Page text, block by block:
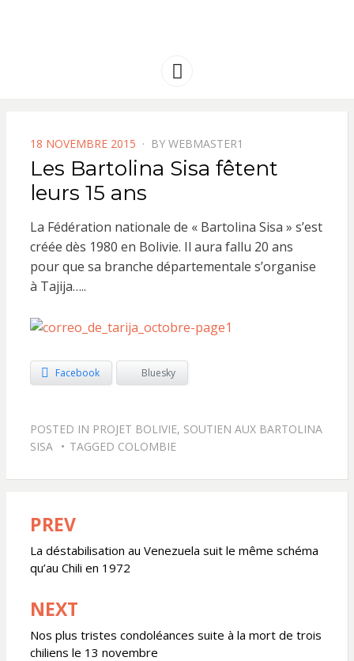
AMERIQUE
Menu
POSTED
ON
18 NOVEMBRE 2015 BY WEBMASTER1
Les Bartolina Sisa fêtent
leurs 15 ans
La Fédération nationale de « Bartolina Sisa » s’est
créée dès 1980 en Bolivie. Il aura fallu 20 ans
pour que sa branche départementale s’organise
à Tajija…..
Facebook Bluesky
POSTED IN PROJET BOLIVIE, SOUTIEN AUX BARTOLINA
SISA
TAGGED COLOMBIE
Navigation
de
l’article
PREV
La déstabilisation au Venezuela suit le même schéma
qu’au Chili en 1972
NEXT
Nos plus tristes condoléances suite à la mort de trois
chiliens le 13 novembre